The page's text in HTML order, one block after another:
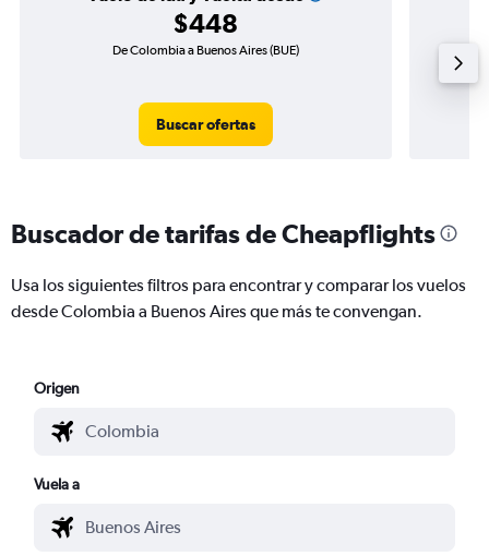
$448
De Colombia a Buenos Aires (BUE)
Buscar ofertas
Buscador de tarifas de Cheapflights
Usa los siguientes filtros para encontrar y comparar los vuelos
desde Colombia a Buenos Aires que más te convengan.
Origen
Vuela a